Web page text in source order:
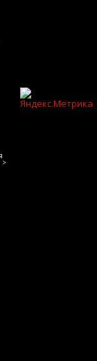
>